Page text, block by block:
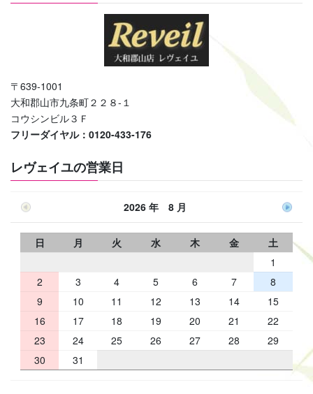
〒639-1001
大和郡山市九条町２２８-１
コウシンビル３Ｆ
フリーダイヤル：0120-433-176
レヴェイユの営業日
2026 年 8 月
日 月 火 水 木 金
土
1
2
3 4 5 6 7
8
9
10 11 12 13 14
15
16
17 18 19 20 21
22
23
24 25 26 27 28
29
30
31